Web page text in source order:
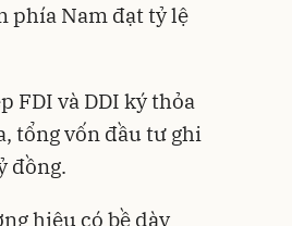
phía Nam đạt tỷ lệ
FDI và DDI ký thỏa
tổng vốn đầu tư ghi
đồng.
hiệu có bề dày